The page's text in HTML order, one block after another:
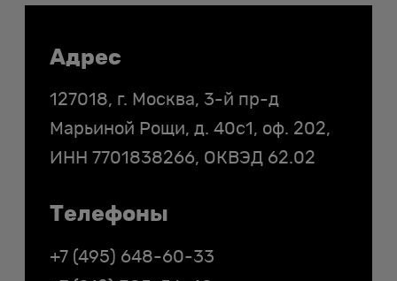
Контакты
Адрес
127018, г. Москва, 3-й пр-д
Марьиной Рощи, д. 40с1, оф. 202,
ИНН 7701838266, ОКВЭД 62.02
Телефоны
+7 (495) 648-60-33